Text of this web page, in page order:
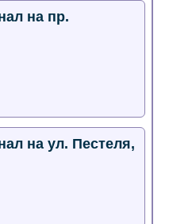
на пр.
на ул. Пестеля,